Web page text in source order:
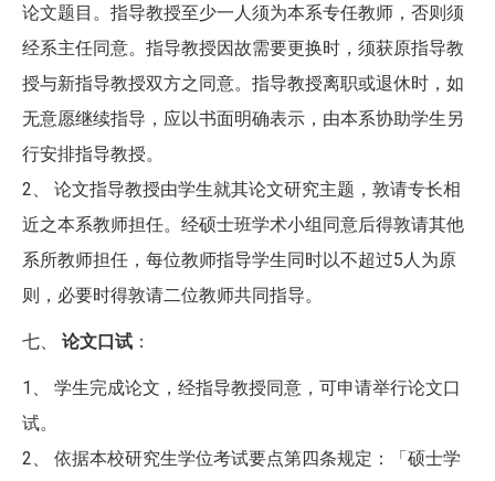
论文题目。指导教授至少一人须为本系专任教师，否则须
经系主任同意。指导教授因故需要更换时，须获原指导教
授与新指导教授双方之同意。指导教授离职或退休时，如
无意愿继续指导，应以书面明确表示，由本系协助学生另
行安排指导教授。
2、 论文指导教授由学生就其论文研究主题，敦请专长相
近之本系教师担任。经硕士班学术小组同意后得敦请其他
系所教师担任，每位教师指导学生同时以不超过5人为原
则，必要时得敦请二位教师共同指导。
七、 论文口试 ：
1、 学生完成论文，经指导教授同意，可申请举行论文口
试。
2、 依据本校研究生学位考试要点第四条规定：「硕士学